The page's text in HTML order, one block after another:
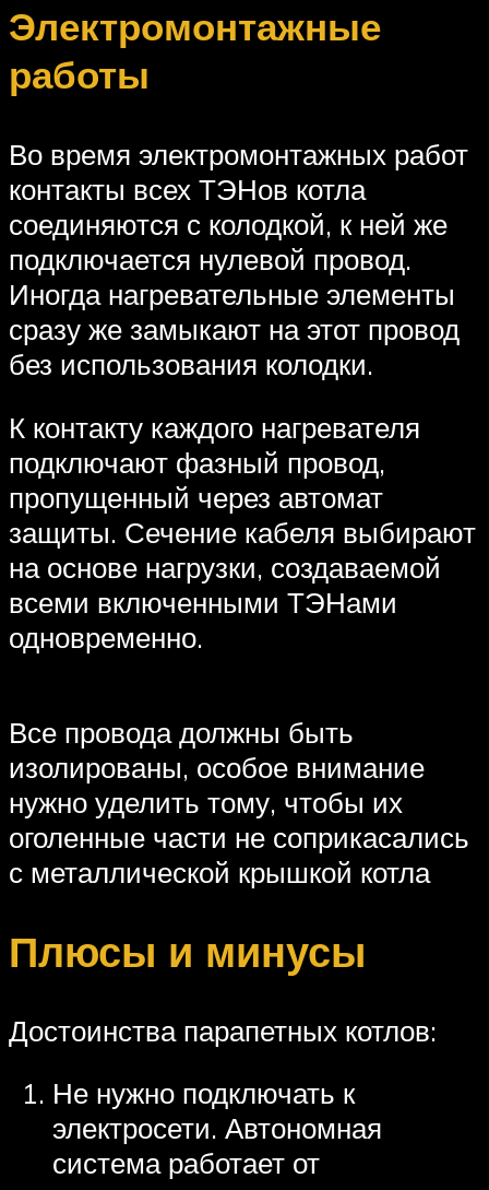
Электромонтажные
работы
Во время электромонтажных работ
контакты всех ТЭНов котла
соединяются с колодкой, к ней же
подключается нулевой провод.
Иногда нагревательные элементы
сразу же замыкают на этот провод
без использования колодки.
К контакту каждого нагревателя
подключают фазный провод,
пропущенный через автомат
защиты. Сечение кабеля выбирают
на основе нагрузки, создаваемой
всеми включенными ТЭНами
одновременно.
Все провода должны быть
изолированы, особое внимание
нужно уделить тому, чтобы их
оголенные части не соприкасались
с металлической крышкой котла
Плюсы и минусы
Достоинства парапетных котлов:
Не нужно подключать к
электросети. Автономная
система работает от